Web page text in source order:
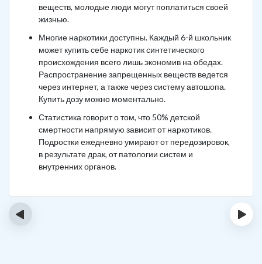
веществ, молодые люди могут поплатиться своей
жизнью.
Многие наркотики доступны. Каждый 6-й школьник
может купить себе наркотик синтетического
происхождения всего лишь экономив на обедах.
Распространение запрещенных веществ ведется
через интернет, а также через систему автошопа.
Купить дозу можно моментально.
Статистика говорит о том, что 50% детской
смертности напрямую зависит от наркотиков.
Подростки ежедневно умирают от передозировок,
в результате драк, от патологии систем и
внутренних органов.
‹ ›